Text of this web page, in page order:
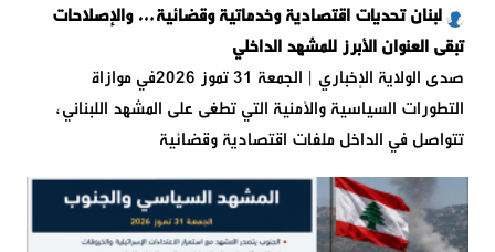
لبنان تحديات اقتصادية وخدماتية وقضائية… والإصلاحات
تبقى العنوان الأبرز للمشهد الداخلي
صدى الولاية الإخباري | الجمعة 31 تموز 2026في موازاة
التطورات السياسية والأمنية التي تطغى على المشهد اللبناني،
تتواصل في الداخل ملفات اقتصادية وقضائية